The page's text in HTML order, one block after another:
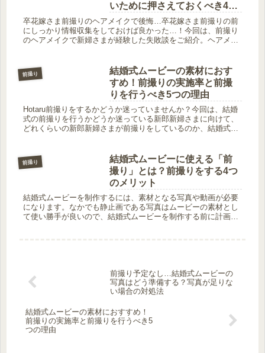
いために押さえておくべき4つ
のポイント
卒花嫁さま前撮りのヘアメイクで後悔…卒花嫁さま前撮りの前
にしっかり情報収集をしておけば良かった…！今回は、前撮り
のヘアメイクで新婦さまが経験した失敗談をご紹介。ヘアメイ
前撮り
結婚式ムービーの素材におす
すめ！前撮りの実施率と前撮
りを行うべき5つの理由
Hotaru前撮りをするかどうか迷っていませんか？今回は、結婚
式の前撮りを行うかどうか迷っている新郎新婦さまに向けて、
どれくらいの新郎新婦さまが前撮りをしているのか、結婚式の
前撮り
結婚式ムービーに使える「前
撮り」とは？前撮りをする4つ
のメリット
結婚式ムービーを制作するには、素材となる写真や動画が必要
になります。なかでも静止画である写真はムービーの素材とし
て使い勝手が良いので、結婚式ムービーを制作する前に計画的
前撮り予定なし…結婚式ムービーの
写真はどう準備する？写真が足りな
い場合の対処法
結婚式ムービーの素材におすすめ！
前撮りの実施率と前撮りを行うべき5
つの理由